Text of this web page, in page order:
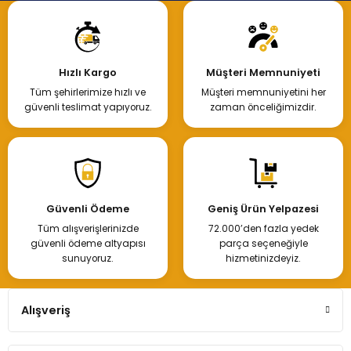
Hızlı Kargo
Tüm şehirlerimize hızlı ve
güvenli teslimat yapıyoruz.
Müşteri Memnuniyeti
Müşteri memnuniyetini her
zaman önceliğimizdir.
Güvenli Ödeme
Tüm alışverişlerinizde
güvenli ödeme altyapısı
sunuyoruz.
Geniş Ürün Yelpazesi
72.000’den fazla yedek
parça seçeneğiyle
hizmetinizdeyiz.
Alışveriş